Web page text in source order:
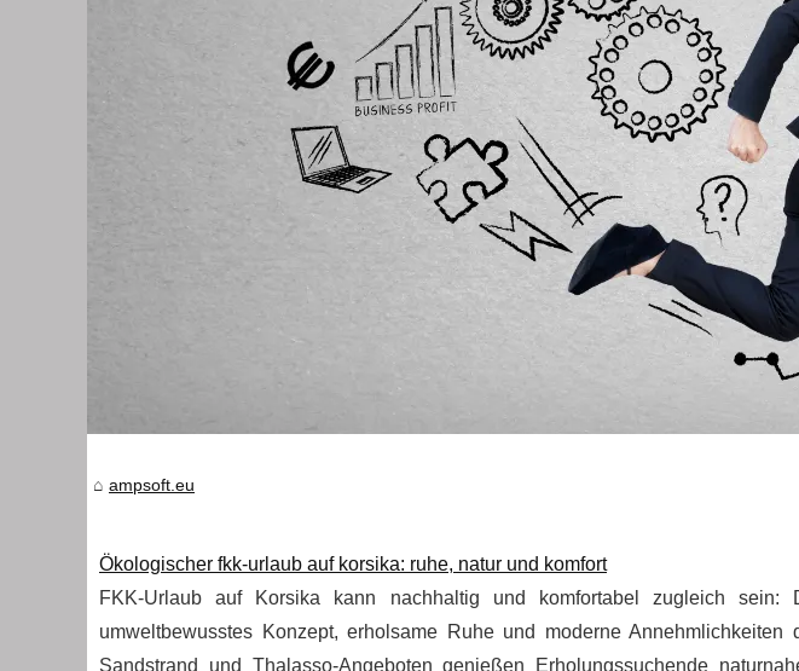
ampsoft.eu
Ökologischer fkk-urlaub auf korsika: ruhe, natur und komfort
FKK-Urlaub auf Korsika kann nachhaltig und komfortabel zugleich sein:
umweltbewusstes Konzept, erholsame Ruhe und moderne
Sandstrand und Thalasso-Angeboten genießen Erholungssuchende